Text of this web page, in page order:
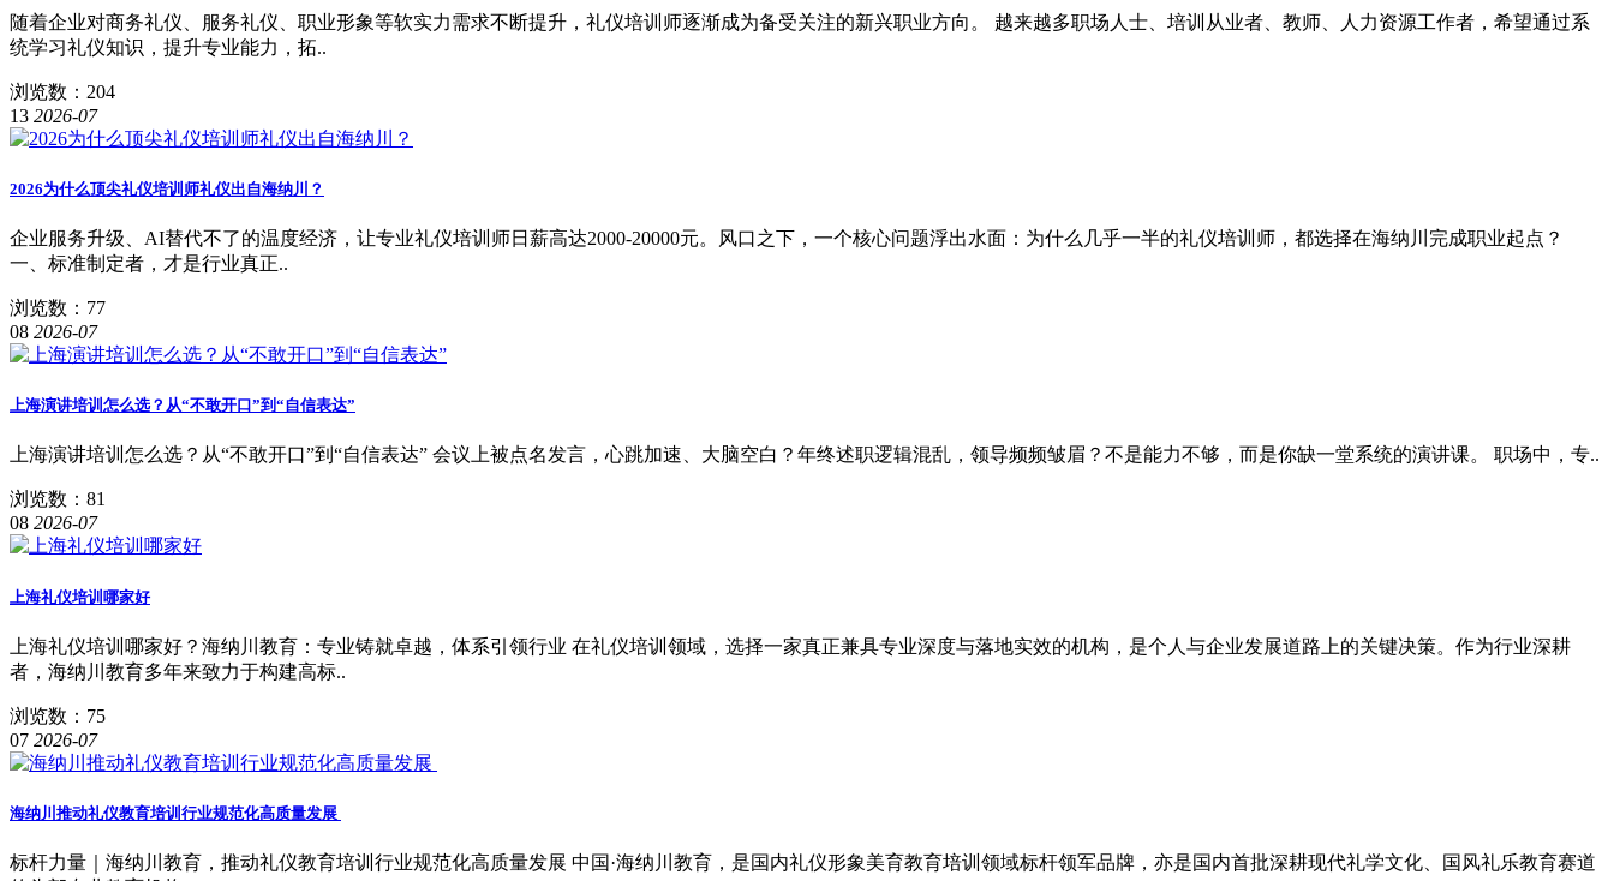
随着企业对商务礼仪、服务礼仪、职业形象等软实力需求不断提升，礼仪培训师逐渐成为备受关注的新兴职业方向。 越来越多职场人士、培训从业者、教师、人力资源工作者，希望通过系
统学习礼仪知识，提升专业能力，拓..
浏览数：204
13 2026-07
2026为什么顶尖礼仪培训师礼仪出自海纳川？
企业服务升级、AI替代不了的温度经济，让专业礼仪培训师日薪高达2000-20000元。风口之下，一个核心问题浮出水面：为什么几乎一半的礼仪培训师，都选择在海纳川完成职业起点？
一、标准制定者，才是行业真正..
浏览数：77
08 2026-07
上海演讲培训怎么选？从“不敢开口”到“自信表达”
上海演讲培训怎么选？从“不敢开口”到“自信表达” 会议上被点名发言，心跳加速、大脑空白？年终述职逻辑混乱，领导频频皱眉？不是能力不够，而是你缺一堂系统的演讲课。 职场中，专..
浏览数：81
08 2026-07
上海礼仪培训哪家好
上海礼仪培训哪家好？海纳川教育：专业铸就卓越，体系引领行业 在礼仪培训领域，选择一家真正兼具专业深度与落地实效的机构，是个人与企业发展道路上的关键决策。作为行业深耕
者，海纳川教育多年来致力于构建高标..
浏览数：75
07 2026-07
海纳川推动礼仪教育培训行业规范化高质量发展
标杆力量｜海纳川教育，推动礼仪教育培训行业规范化高质量发展 中国·海纳川教育，是国内礼仪形象美育教育培训领域标杆领军品牌，亦是国内首批深耕现代礼学文化、国风礼乐教育赛道